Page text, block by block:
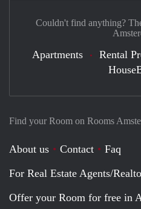
Find your Room on Rooms
About us Contact
Faq
For Real Estate Agents/
Offer your Room for free in
Couldn't find anything?
Apartments Rental